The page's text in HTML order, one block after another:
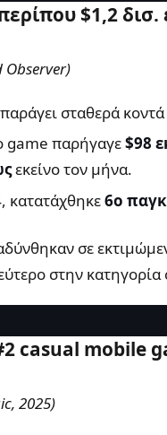
$1,2 δισ.
Observer)
σταθερά
game παρήγαγε$98
εκείνο τον μήνα.
κατατάχθηκε6ο
σε
στην
casual
2025)